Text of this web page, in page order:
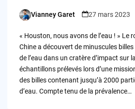
Posted
Vianney Garet 27 mars 2023
« Houston, nous avons de l’eau ! » Le
Chine a découvert de minuscules
de l’eau dans un cratère d’impact sur
échantillons prélevés lors d’une
des billes contenant jusqu’à 2000
d’eau. Compte tenu de la prévalence…